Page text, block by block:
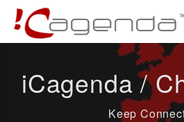
News
iCagenda /
Keep